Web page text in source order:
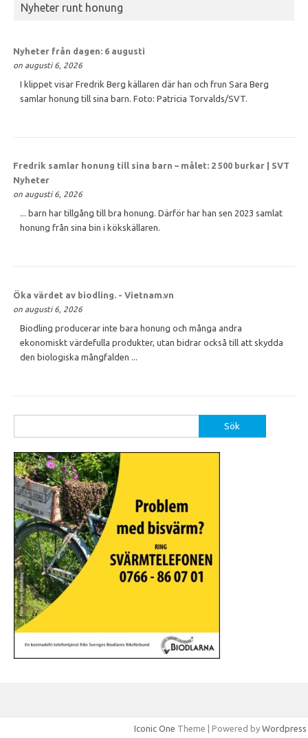
Nyheter runt honung
Nyheter från dagen: 6 augusti
on augusti 6, 2026
I klippet visar Fredrik Berg källaren där han och frun Sara Berg
samlar honung till sina barn. Foto: Patricia Torvalds/SVT.
Fredrik samlar honung till sina barn – målet: 2 500 burkar | SVT
Nyheter
on augusti 6, 2026
... barn har tillgång till bra honung. Därför har han sen 2023 samlat
honung från sina bin i kökskällaren.
Öka värdet av biodling. - Vietnam.vn
on augusti 6, 2026
Biodling producerar inte bara honung och många andra
ekonomiskt värdefulla produkter, utan bidrar också till att skydda
den biologiska mångfalden ...
efter:
Iconic One Theme | Powered by Wordpress